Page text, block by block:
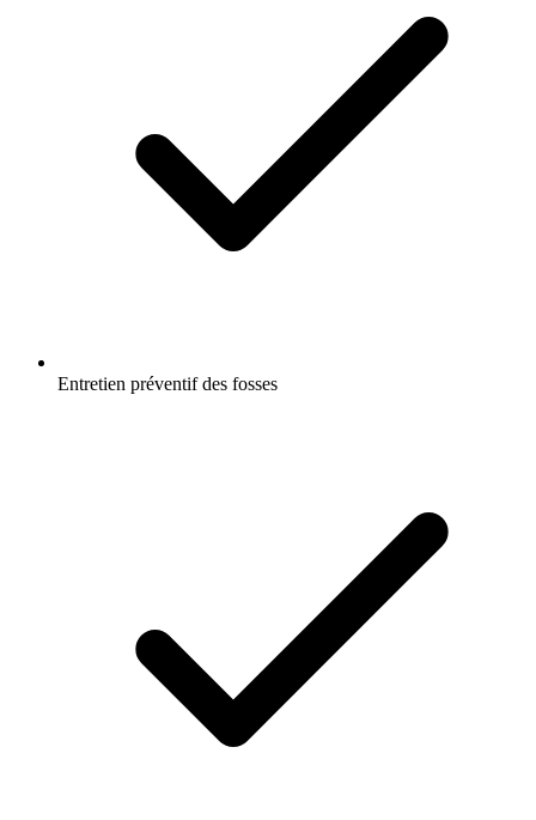
Entretien préventif des fosses